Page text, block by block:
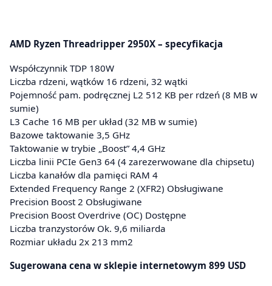
AMD Ryzen Threadripper 2950X – specyfikacja
Współczynnik TDP 180W
Liczba rdzeni, wątków 16 rdzeni, 32 wątki
Pojemność pam. podręcznej L2 512 KB per rdzeń (8 MB w
sumie)
L3 Cache 16 MB per układ (32 MB w sumie)
Bazowe taktowanie 3,5 GHz
Taktowanie w trybie „Boost” 4,4 GHz
Liczba linii PCIe Gen3 64 (4 zarezerwowane dla chipsetu)
Liczba kanałów dla pamięci RAM 4
Extended Frequency Range 2 (XFR2) Obsługiwane
Precision Boost 2 Obsługiwane
Precision Boost Overdrive (OC) Dostępne
Liczba tranzystorów Ok. 9,6 miliarda
Rozmiar układu 2x 213 mm2
Sugerowana cena w sklepie internetowym 899 USD